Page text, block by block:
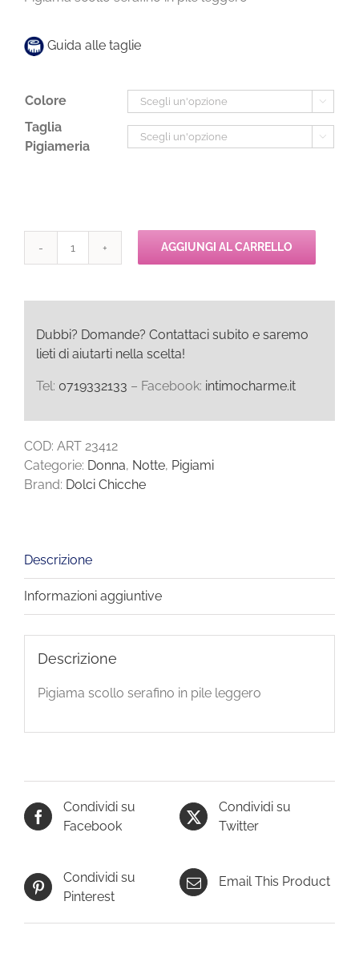
Guida alle taglie
Colore 
Taglia
Pigiameria

Dolci
quantità
AGGIUNGI AL CARRELLO
Dubbi? Domande? Contattaci subito e saremo
lieti di aiutarti nella scelta!
Tel: 0719332133 – Facebook: intimocharme.it
COD: ART 23412
Categorie: Donna, Notte, Pigiami
Brand: Dolci Chicche
Descrizione
Informazioni aggiuntive
Descrizione
Pigiama scollo serafino in pile leggero
Condividi su
Facebook
Condividi su
Twitter
Condividi su
Pinterest
Email This Product